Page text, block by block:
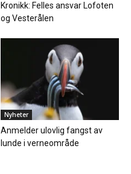
Kronikk: Felles ansvar Lofoten
og Vesterålen
Nyheter
Anmelder ulovlig fangst av
lunde i verneområde